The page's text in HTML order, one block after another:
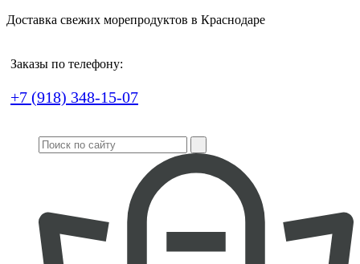
Доставка свежих морепродуктов в Краснодаре
Заказы по телефону:
+7 (918) 348-15-07